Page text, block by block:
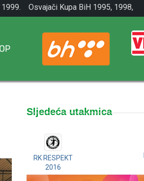
Osvajači Kupa BiH 1995, 1998,
2001.
Sljedeća utakmica
RK RESPEKT
2016